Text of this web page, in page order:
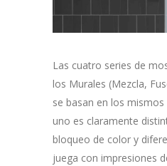
Las cuatro series de
los Murales (Mezcla,
se basan en los
uno es claramente
bloqueo de color y
juega con impresiones